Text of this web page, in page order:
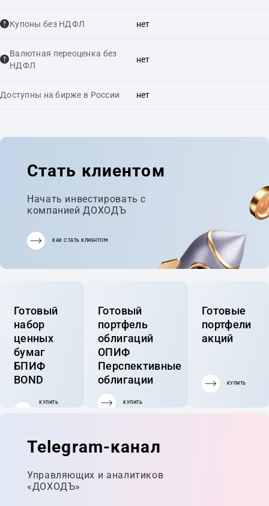
Купоны без НДФЛ нет
Валютная переоценка без
НДФЛ
нет
Доступны на бирже в России нет
Стать клиентом
Начать инвестировать с
компанией ДОХОДЪ
КАК СТАТЬ КЛИЕНТОМ
Готовый
набор
ценных
бумаг
БПИФ
BOND
КУПИТЬ
Готовый
портфель
облигаций
ОПИФ
Перспективные
облигации
КУПИТЬ
Готовые
портфели
акций
КУПИТЬ
Telegram-канал
Управляющих и аналитиков
«ДОХОДЪ»